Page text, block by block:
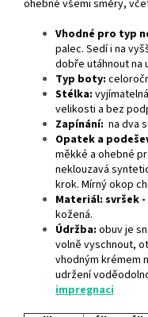
ohebné všemi směry,
Vhodné pro typ
palec. Sedí i na
dobře utáhnout na
Typ boty:
Stélka:
velikosti a bez
Zapínání: na dva
Opatek a
měkké a ohebné
neklouzavá
krok. Mírný okop
Materiál: svršek -
kožená.
Údržba: obuv je
volně vyschnout,
vhodným krémem
udržení
impregnaci